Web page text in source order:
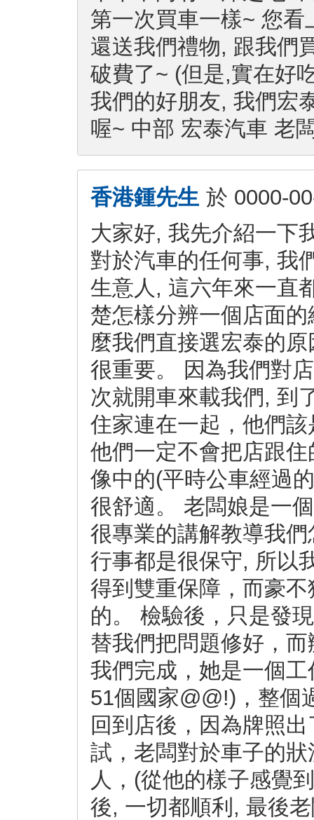
第一次買車一樣~ 您
還送我們禮物, 跟我們
破費了~ (但是,實在好
我們的好朋友, 我們宏
喔~ 中部 宏泰汽車 老
香港鍾先生 於 0000-
大家好, 我先介紹一下
對於汽車的任何事, 我
生意人, 這六年來一直
楚怎樣分辨一個店面
麼我們直接選宏泰的
很重要。 因為我們對
次就開車來載我們, 到
住家連在一起，他們
他們一定不會把店跟
像中的(平時公車經過
很舒適。 老闆娘是一
很專業的講解教導我
行事都是很保守, 所以
得到雙重保障，而豪
的。 檢驗後，只是發
替我們把問題修好，
我們完成，她是一個
51個國家@@!)，整個
回到店後，因為牌照
試，老闆對於車子的
人，(從他的樣子感覺
後, 一切都順利, 最後